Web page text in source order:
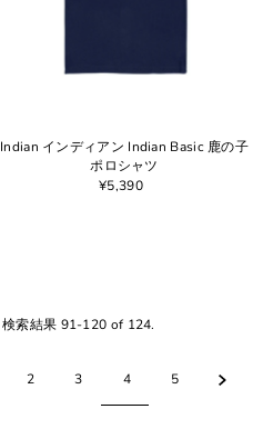
Indian インディアン Indian Basic 鹿の子
ポロシャツ
¥5,390
検索結果 91-120 of 124.
2 3 4 5